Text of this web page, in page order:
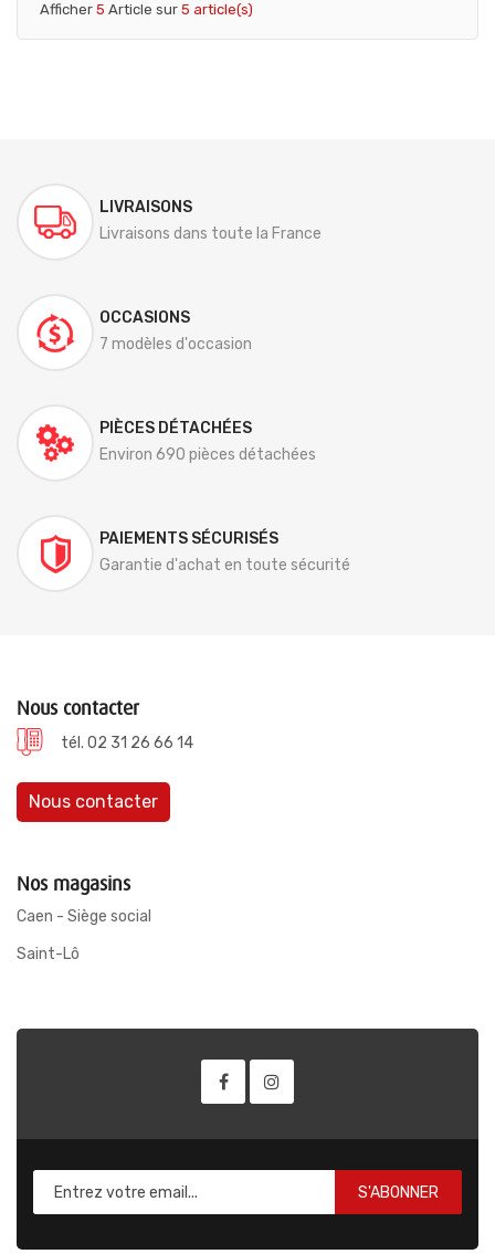
Afficher 5 Article sur 5 article(s)
LIVRAISONS
Livraisons dans toute la France
OCCASIONS
7 modèles d'occasion
PIÈCES DÉTACHÉES
Environ 690 pièces détachées
PAIEMENTS SÉCURISÉS
Garantie d'achat en toute sécurité
Nous contacter
tél. 02 31 26 66 14
Nous contacter
Nos magasins
Caen - Siège social
Saint-Lô
S'ABONNER